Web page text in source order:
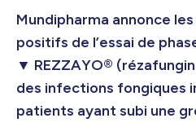
Mundipharma annonce
positifs de l’essai de
▼ REZZAYO®
des infections fongiques
patients ayant subi une